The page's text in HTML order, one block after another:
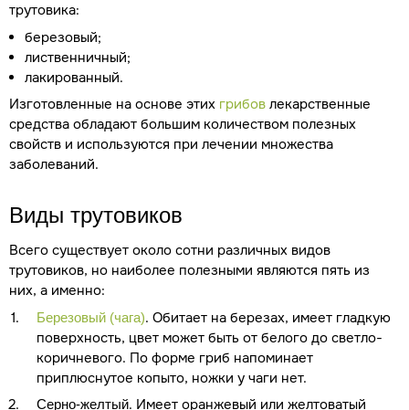
трутовика:
березовый;
лиственничный;
лакированный.
Изготовленные на основе этих грибов лекарственные
средства обладают большим количеством полезных
свойств и используются при лечении множества
заболеваний.
Виды трутовиков
Всего существует около сотни различных видов
трутовиков, но наиболее полезными являются пять из
них, а именно:
Березовый (чага). Обитает на березах, имеет гладкую
поверхность, цвет может быть от белого до светло-
коричневого. По форме гриб напоминает
приплюснутое копыто, ножки у чаги нет.
Серно-желтый. Имеет оранжевый или желтоватый